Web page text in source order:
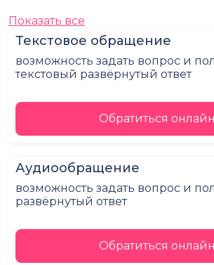
Текстовое обращение
возможность задать вопрос и
текстовый развёрнутый ответ
Обратиться онлайн
Аудиообращение
возможность задать вопрос и
развёрнутый ответ
Обратиться онлайн
Показать все